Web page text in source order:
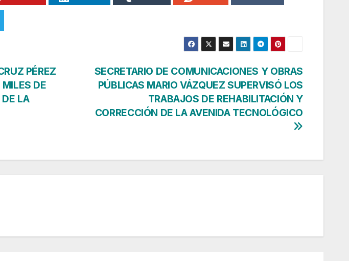
SECRETARIO DE COMUNICACIONES Y OBRAS
PÚBLICAS MARIO VÁZQUEZ SUPERVISÓ LOS
TRABAJOS DE REHABILITACIÓN Y
CORRECCIÓN DE LA AVENIDA TECNOLÓGICO
PÉREZ
DE
LA